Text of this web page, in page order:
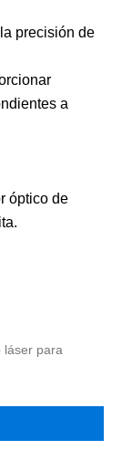
precisión de
a
óptico de
láser para